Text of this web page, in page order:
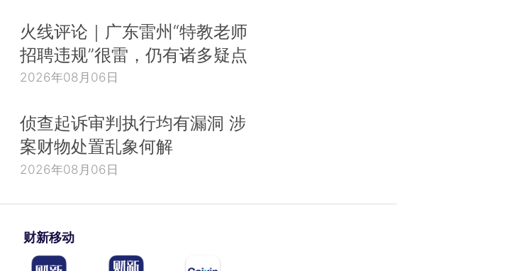
火线评论｜广东雷州“特教老师
招聘违规”很雷，仍有诸多疑点
2026年08月06日
侦查起诉审判执行均有漏洞 涉
案财物处置乱象何解
2026年08月06日
财新移动